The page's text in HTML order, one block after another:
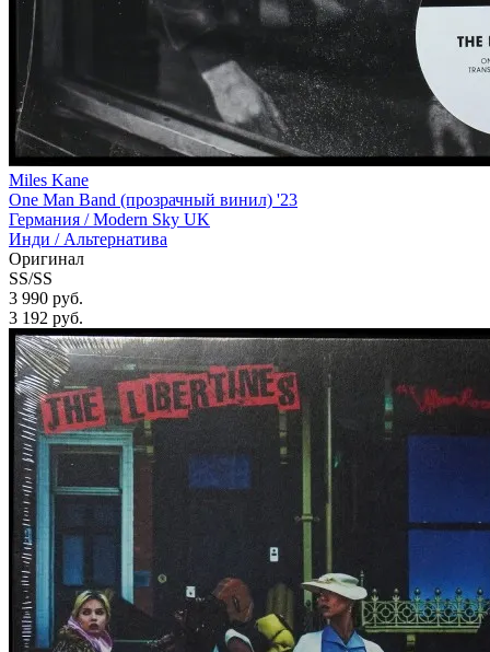
Miles Kane
One Man Band (прозрачный винил) '23
Германия /Modern Sky UK
Инди / Альтернатива
Оригинал
SS/SS
3 990 руб.
3 192 руб.